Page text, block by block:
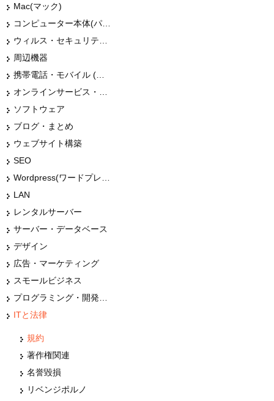
Mac(マック)
周辺機器
ソフトウェア
ブログ・まとめ
ウェブサイト構築
SEO
LAN
レンタルサーバー
サーバー・データベース
デザイン
広告・マーケティング
スモールビジネス
ITと法律
規約
著作権関連
名誉毀損
リベンジポルノ